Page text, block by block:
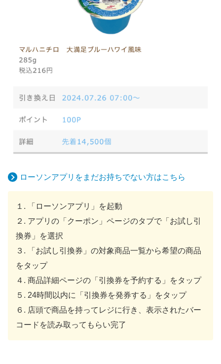
ローソンアプリをまだお持ちでない方はこちら
１. 「ローソンアプリ」を起動
２. アプリの「クーポン」ページのタブで「お試し引
換券」を選択
３. 「お試し引換券」の対象商品一覧から希望の商品
をタップ
４. 商品詳細ページの「引換券を予約する」をタップ
５. 24時間以内に「引換券を発券する」をタップ
６. 店頭で商品を持ってレジに行き、表示されたバー
コードを読み取ってもらい完了